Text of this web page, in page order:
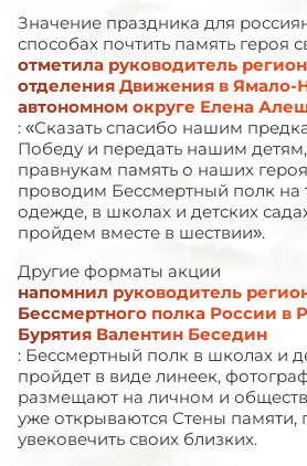
Значение праздника для
способах почтить память героя
отметила руководитель
отделения Движения в Ямало-
автономном округе Елена
: «Сказать спасибо нашим
Победу и передать нашим
правнукам память о наших
проводим Бессмертный полк на
одежде, в школах и детских
пройдем вместе в шествии».
Другие форматы акции
напомнил руководитель
Бессмертного полка России в
Бурятия Валентин Беседин
: Бессмертный полк в школах и
пройдет в виде линеек,
размещают на личном и
уже открываются Стены
увековечить своих близких.